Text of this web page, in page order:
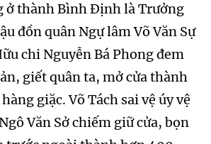
ở thành Bình Định là Trưởng
đồn quân Ngự lâm Võ Văn Sự
chi Nguyễn Bá Phong đem
giết quân ta, mở cửa thành
giặc. Võ Tách sai vệ úy vệ
Văn Sở chiếm giữ cửa, bọn